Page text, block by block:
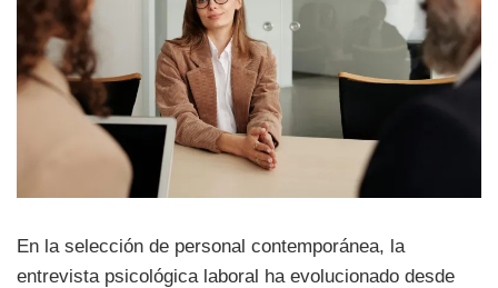
En la selección de personal contemporánea, la
entrevista psicológica laboral ha evolucionado desde